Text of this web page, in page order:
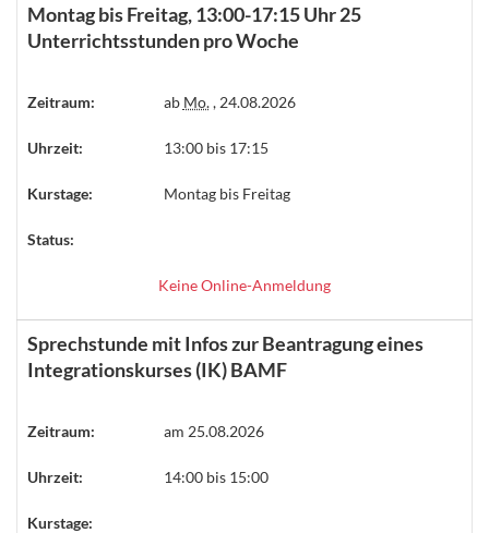
Montag bis Freitag, 13:00-17:15 Uhr 25
Unterrichtsstunden pro Woche
Zeitraum: ab Mo., 24.08.2026
Uhrzeit: 13:00 bis 17:15
Kurstage: Montag bis Freitag
Status:
Keine Online-Anmeldung
Sprechstunde mit Infos zur Beantragung eines
Integrationskurses (IK) BAMF
Zeitraum: am 25.08.2026
Uhrzeit: 14:00 bis 15:00
Kurstage: